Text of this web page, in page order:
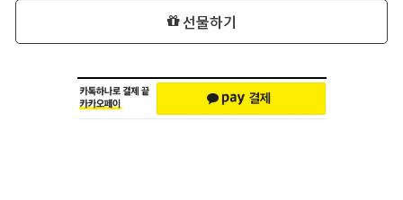
선물하기